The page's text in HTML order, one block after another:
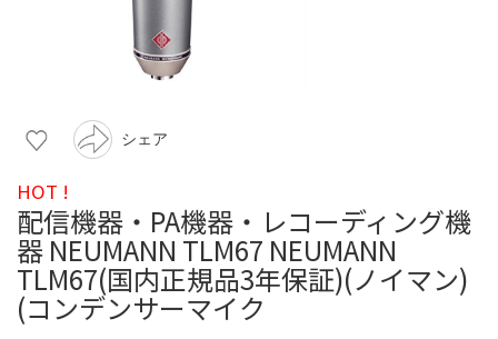
シェア
HOT !
配信機器・PA機器・レコーディング機
器 NEUMANN TLM67 NEUMANN
TLM67(国内正規品3年保証)(ノイマン)
(コンデンサーマイク